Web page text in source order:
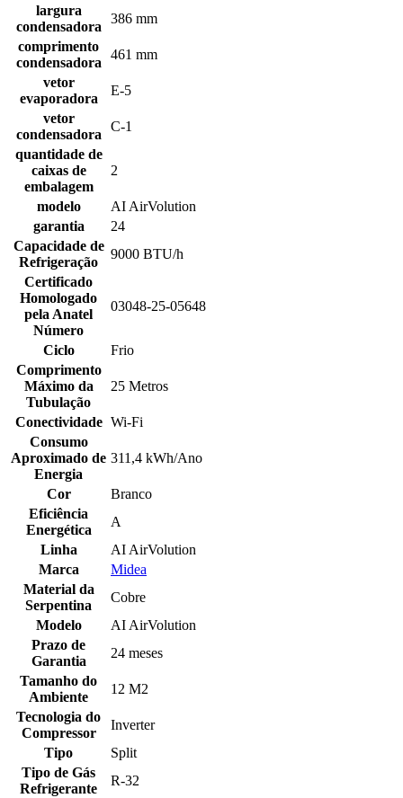
largura
condensadora
386 mm
comprimento
condensadora
461 mm
vetor
evaporadora
E-5
vetor
condensadora
C-1
quantidade de
caixas de
embalagem
2
modelo
AI AirVolution
garantia
24
Capacidade de
Refrigeração
9000 BTU/h
Certificado
Homologado
pela Anatel
Número
03048-25-05648
Ciclo
Frio
Comprimento
Máximo da
Tubulação
25 Metros
Conectividade Wi-Fi
Consumo
Aproximado de
Energia
311,4 kWh/Ano
Cor
Branco
Eficiência
Energética
A
Linha
AI AirVolution
Marca
Midea
Material da
Serpentina
Cobre
Modelo
AI AirVolution
Prazo de
Garantia
24 meses
Tamanho do
Ambiente
12 M2
Tecnologia do
Compressor
Inverter
Tipo
Split
Tipo de Gás
Refrigerante
R-32